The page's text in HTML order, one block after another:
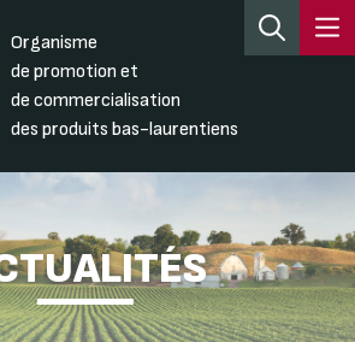
Organisme
de promotion et
de commercialisation
des produits bas-laurentiens